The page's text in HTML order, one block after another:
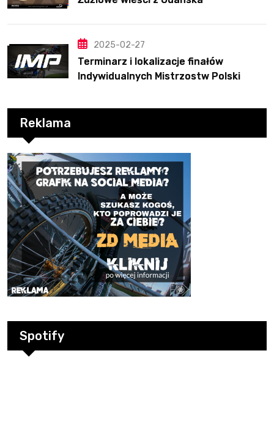
2025-02-27
Terminarz i lokalizacje finałów
Indywidualnych Mistrzostw Polski
Reklama
Spotify